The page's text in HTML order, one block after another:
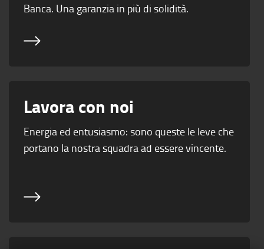
Banca. Una garanzia in più di solidità.
Lavora con noi
Energia ed entusiasmo: sono queste le leve che
portano la nostra squadra ad essere vincente.